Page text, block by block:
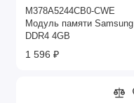
M378A5244CB0-CWE
Модуль памяти Samsung
DDR4 4GB
1 596 ₽